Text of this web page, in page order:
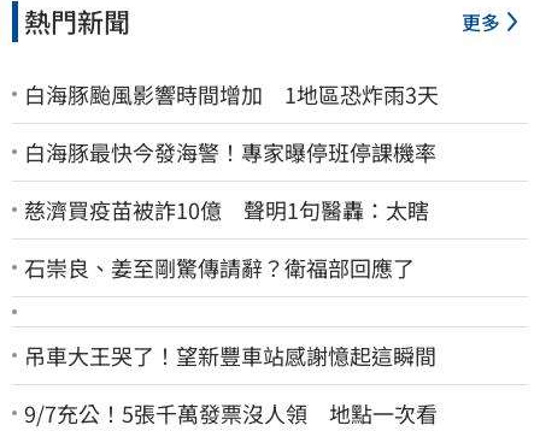
熱門新聞 更多
白海豚颱風影響時間增加 1地區恐炸雨3天
白海豚最快今發海警！專家曝停班停課機率
慈濟買疫苗被詐10億 聲明1句醫轟：太瞎
石崇良、姜至剛驚傳請辭？衛福部回應了
吊車大王哭了！望新豐車站感謝憶起這瞬間
9/7充公！5張千萬發票沒人領 地點一次看